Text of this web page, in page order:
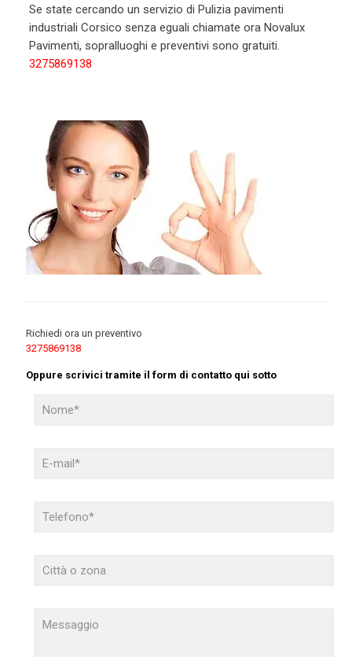
Se state cercando un servizio di Pulizia pavimenti
industriali Corsico senza eguali chiamate ora Novalux
Pavimenti, sopralluoghi e preventivi sono gratuiti.
3275869138
Richiedi ora un preventivo
3275869138
Oppure scrivici tramite il form di contatto qui sotto